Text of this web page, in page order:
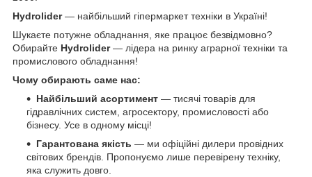
Hydrolider— найбільший гіпермаркет техніки в Україні!
Шукаєте потужне обладнання, яке працює безвідмовно?
Обирайте Hydrolider— лідера на ринку аграрної техніки та
промислового обладнання!
Чому обирають саме нас:
Найбільший асортимент — тисячі товарів для
гідравлічних систем, агросектору, промисловості або
бізнесу. Усе в одному місці!
Гарантована якість — ми офіційні дилери провідних
світових брендів. Пропонуємо лише перевірену техніку,
яка служить довго.